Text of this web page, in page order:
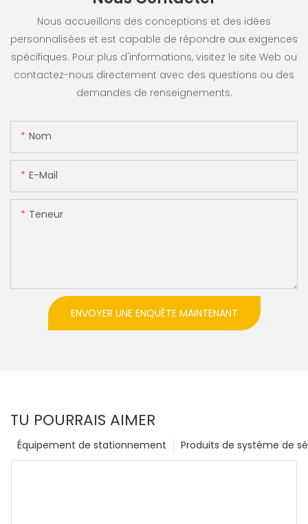
Nous accueillons des conceptions et des idées
personnalisées et est capable de répondre aux exigences
spécifiques. Pour plus d'informations, visitez le site Web ou
contactez-nous directement avec des questions ou des
demandes de renseignements.
Nom
E-Mail
Teneur
ENVOYER UNE ENQUÊTE MAINTENANT
TU POURRAIS AIMER
Produits de système de
Équipement de stationnement